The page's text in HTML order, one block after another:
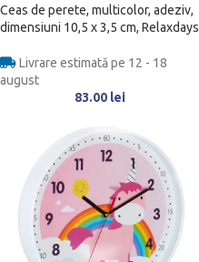
Ceas de perete, multicolor, adeziv,
dimensiuni 10,5 x 3,5 cm, Relaxdays
Livrare estimată pe 12 - 18
august
83.00 lei